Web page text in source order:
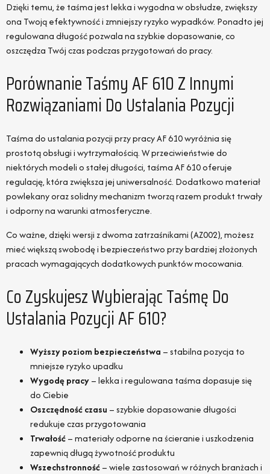
Dzięki temu, że taśma jest lekka i wygodna w obsłudze, zwiększy
ona Twoją efektywność i zmniejszy ryzyko wypadków. Ponadto jej
regulowana długość pozwala na szybkie dopasowanie, co
oszczędza Twój czas podczas przygotowań do pracy.
Porównanie Taśmy AF 610 Z Innymi
Rozwiązaniami Do Ustalania Pozycji
Taśma do ustalania pozycji przy pracy AF 610 wyróżnia się
prostotą obsługi i wytrzymałością. W przeciwieństwie do
niektórych modeli o stałej długości, taśma AF 610 oferuje
regulację, która zwiększa jej uniwersalność. Dodatkowo materiał
powlekany oraz solidny mechanizm tworzą razem produkt trwały
i odporny na warunki atmosferyczne.
Co ważne, dzięki wersji z dwoma zatrzaśnikami (AZ002), możesz
mieć większą swobodę i bezpieczeństwo przy bardziej złożonych
pracach wymagających dodatkowych punktów mocowania.
Co Zyskujesz Wybierając Taśmę Do
Ustalania Pozycji AF 610?
Wyższy poziom bezpieczeństwa – stabilna pozycja to
mniejsze ryzyko upadku
Wygodę pracy– lekka i regulowana taśma dopasuje się
do Ciebie
Oszczędność czasu – szybkie dopasowanie długości
redukuje czas przygotowania
Trwałość– materiały odporne na ścieranie i uszkodzenia
zapewnią długą żywotność produktu
Wszechstronność– wiele zastosowań w różnych branżach i